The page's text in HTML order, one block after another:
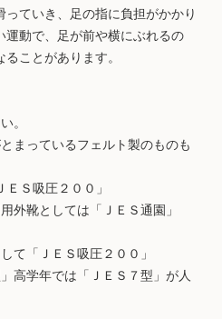
ていき、足の指に負担がかかり
運動で、足が前や横にぶれるの
ことがあります。
。
まっているフェルト製のものも
Ｓ吸圧２００」
外靴としては「ＪＥＳ通園」
て「ＪＥＳ吸圧２００」
高学年では「ＪＥＳ７型」が人